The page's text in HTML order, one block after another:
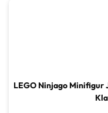
LEGO Ninjago Minifigur